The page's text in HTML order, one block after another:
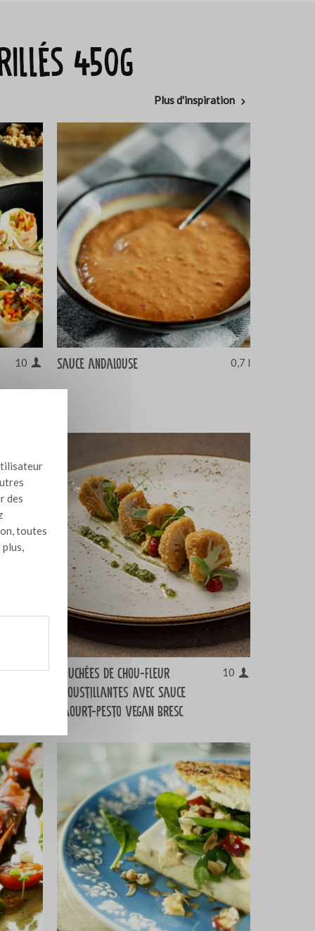
des
toutes
450g
Plus d'inspiration
10 Sauce andalouse 0,7 l
1 kg
Bouchées de Chou-Fleur
Croustillantes avec Sauce
Yaourt-Pesto Vegan Bresc
10